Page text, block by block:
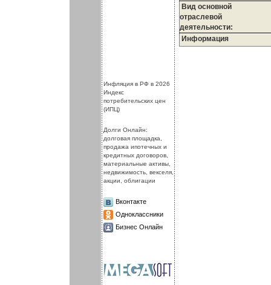
Вид основной
отраслевой
деятельности:
Информация
.Инфляция в РФ в 2026
Индекс
потребительских цен
(ИПЦ)
Долги Онлайн:
долговая площадка,
продажа ипотечных и
кредитных договоров,
материальные активы,
недвижимость, векселя,
акции, облигации
Вконтакте
Одноклассники
Бизнес Онлайн
.